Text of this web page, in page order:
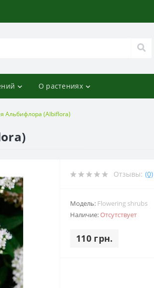
О растениях
Альбифлора (Albiflora)
Отзывы: (0)
Модель: Flowering shrubs
Наличие:Отсутствует
110 грн.